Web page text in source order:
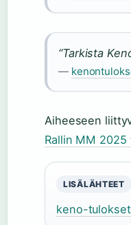
“Tarkista
—
Aiheeseen
Rallin MM
LISÄLÄHTEET
keno-